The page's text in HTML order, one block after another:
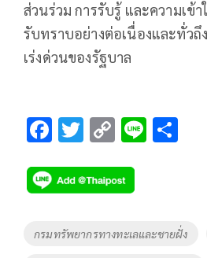
ส่วนร่วม การรับรู้ และความเข้
รับทราบอย่างต่อเนื่องและทั่วถึ
เร่งด่วนของรัฐบาล
F
e
b
o
T
tt
er
C
p
y
Li
Li
Tags
กรมทรัพยากรทางทะเลและชายฝั่ง